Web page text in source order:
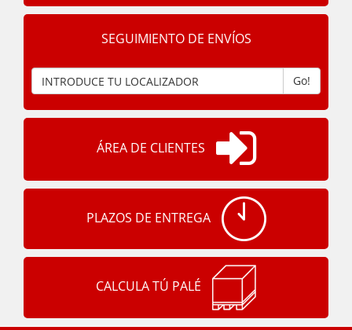
SEGUIMIENTO DE ENVÍOS
Go!
ÁREA DE CLIENTES
PLAZOS DE ENTREGA
CALCULA TÚ PALÉ